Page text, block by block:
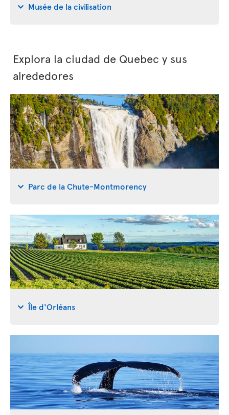
Musée de la civilisation
Explora la ciudad de Quebec y sus
alrededores
Parc de la Chute-Montmorency
Île d'Orléans